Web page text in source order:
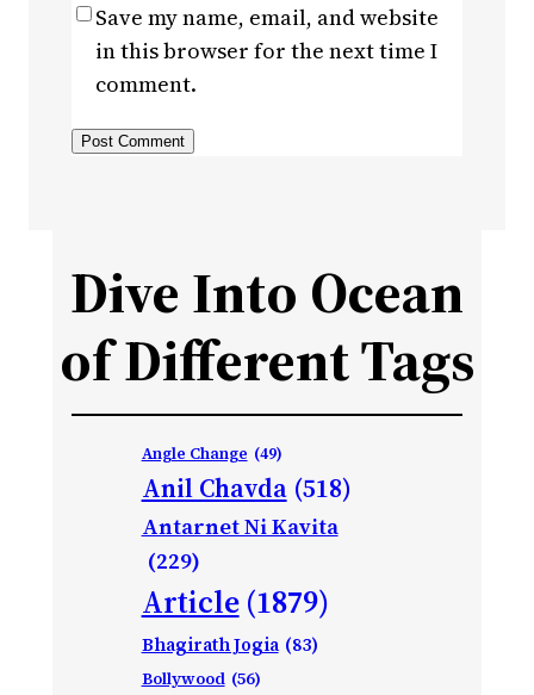
Save my name, email, and website
in this browser for the next time I
comment.
Dive Into Ocean
of Different Tags
Angle Change (49)
Anil Chavda (518)
Antarnet Ni Kavita
(229)
Article (1879)
Bhagirath Jogia (83)
Bollywood (56)